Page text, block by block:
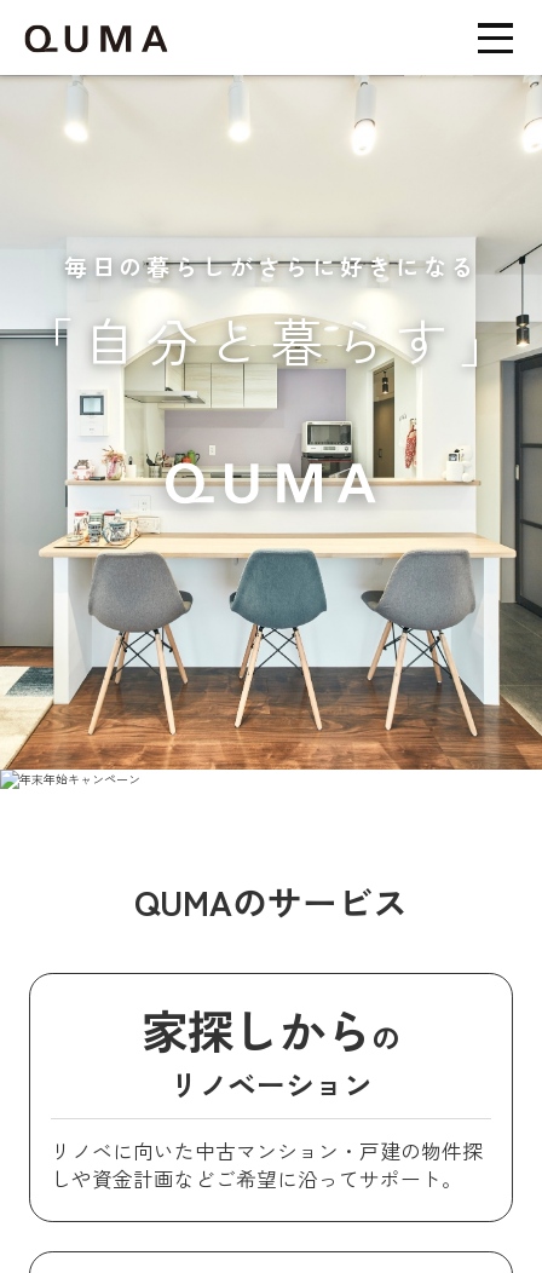
毎日の暮らしがさらに好きになる
「自分と暮らす」
QUMAのサービス
家探しから の
リノベーション
リノベに向いた中古マンション・戸建の物件探
しや資金計画などご希望に沿ってサポート。